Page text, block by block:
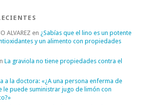
ALVAREZ en ¿Sabías que el lino es un potente
y un alimento con propiedades
La graviola no tiene propiedades contra el
a la doctora: «¿A una persona enferma de
le puede suministrar jugo de limón con